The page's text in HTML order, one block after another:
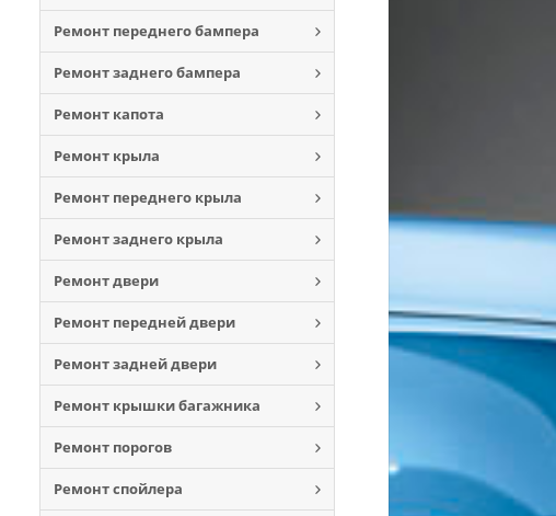
Ремонт переднего бампера
Ремонт заднего бампера
Ремонт капота
Ремонт крыла
Ремонт переднего крыла
Ремонт заднего крыла
Ремонт двери
Ремонт передней двери
Ремонт задней двери
Ремонт крышки багажника
Ремонт порогов
Ремонт спойлера